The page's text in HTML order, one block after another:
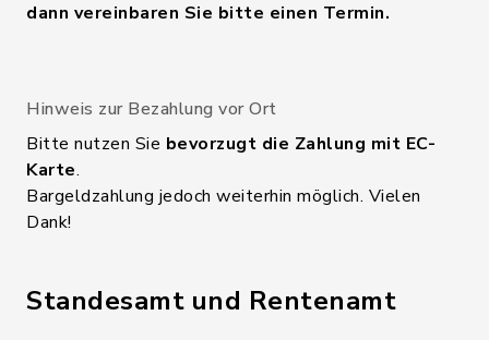
dann vereinbaren Sie bitte einen Termin.
Hinweis zur Bezahlung vor Ort
Bitte nutzen Sie bevorzugt die Zahlung mit EC-
Karte.
Bargeldzahlung jedoch weiterhin möglich. Vielen
Dank!
Standesamt und Rentenamt